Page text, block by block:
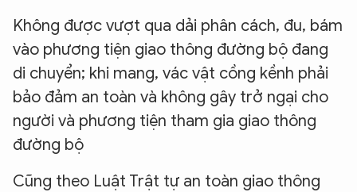
Không được vượt qua dải phân cách, đu, bám
vào phương tiện giao thông đường bộ đang
di chuyển; khi mang, vác vật cồng kềnh phải
bảo đảm an toàn và không gây trở ngại cho
người và phương tiện tham gia giao thông
đường bộ
Cũng theo Luật Trật tự an toàn giao thông